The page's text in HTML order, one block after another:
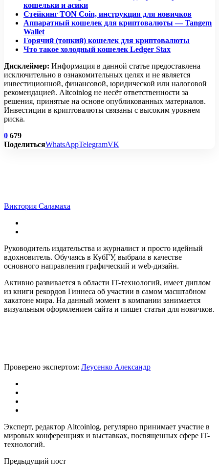
кошельки и асики
Стейкинг TON Coin, инструкция для новичков
Аппаратный кошелек для криптовалюты — Tangem
Wallet
Горячий (тонкий) кошелек для криптовалюты
Что такое холодный кошелек Ledger Stax
Дисклеймер: Информация в данной статье предоставлена
исключительно в ознакомительных целях и не является
инвестиционной, финансовой, юридической или налоговой
рекомендацией. Altcoinlog не несёт ответственности за
решения, принятые на основе опубликованных материалов.
Инвестиции в криптовалюты связаны с высоким уровнем
риска.
0 679
ПоделитьсяWhatsAppTelegramVK
Виктория Саламаха
Руководитель издательства и журналист и просто идейный
вдохновитель. Обучаясь в КубГУ, выбрала в качестве
основного направления графический и web-дизайн.
Активно развивается в области IT-технологий, имеет диплом
из книги рекордов Гиннеса об участии в самом масштабном
хакатоне мира. На данный момент в компании занимается
визуальным оформлением сайта и пишет статьи для новичков.
Проверено экспертом: Леусенко Александр
Эксперт, редактор Altcoinlog, регулярно принимает участие в
мировых конференциях и выставках, посвященных сфере IT-
технологий.
Предыдущий пост